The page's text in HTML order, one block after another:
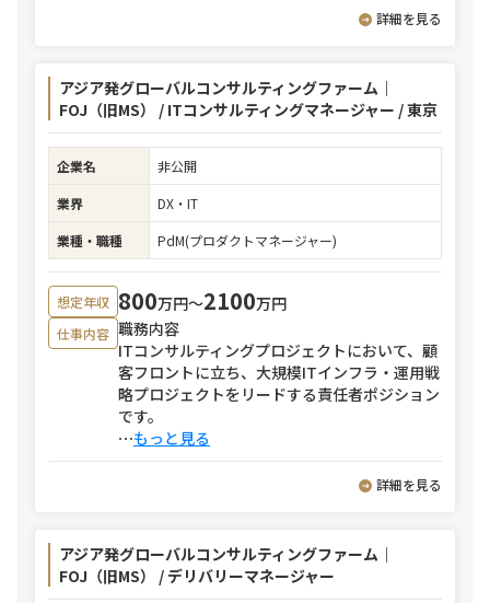
詳細を見る
アジア発グローバルコンサルティングファーム｜
FOJ（旧MS） / ITコンサルティングマネージャー / 東京
企業名
非公開
業界
DX・IT
業種・職種
PdM(プロダクトマネージャー)
想定年収 800万円〜2100万円
仕事内容 職務内容
ITコンサルティングプロジェクトにおいて、顧
客フロントに立ち、大規模ITインフラ・運用戦
略プロジェクトをリードする責任者ポジション
です。
⋯もっと見る
詳細を見る
アジア発グローバルコンサルティングファーム｜
FOJ（旧MS） / デリバリーマネージャー